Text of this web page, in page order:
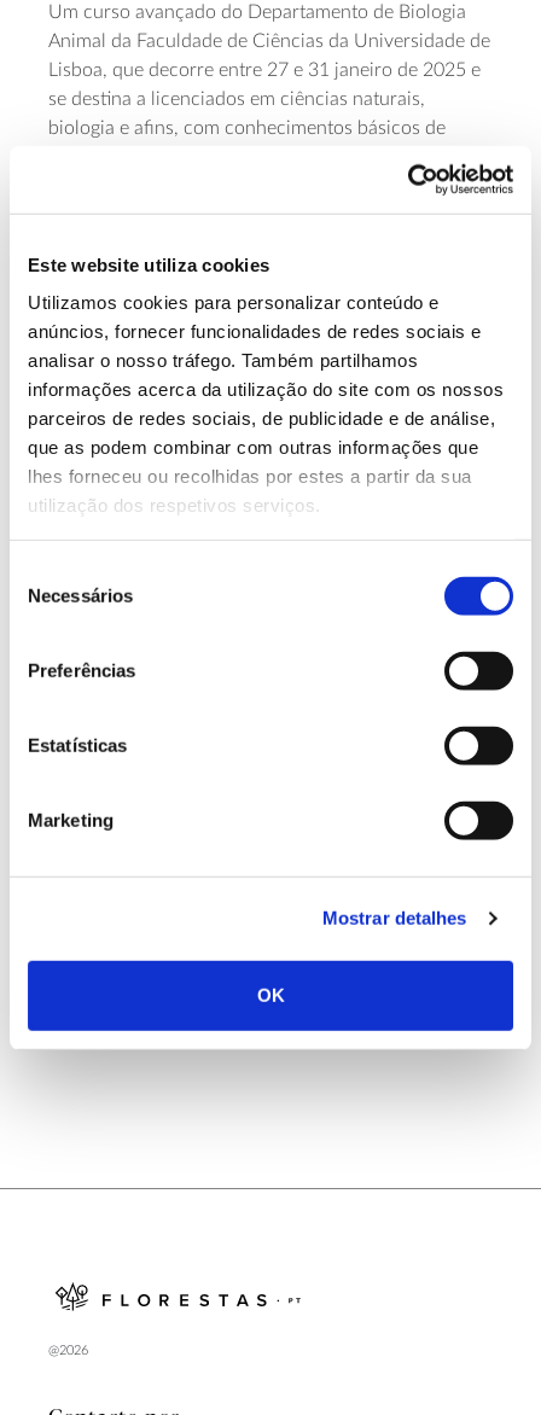
Este website utiliza cookies
Utilizamos cookies para personalizar conteúdo e
anúncios, fornecer funcionalidades de redes sociais e
analisar o nosso tráfego. Também partilhamos
informações acerca da utilização do site com os nossos
parceiros de redes sociais, de publicidade e de análise,
que as podem combinar com outras informações que
lhes forneceu ou recolhidas por estes a partir da sua
utilização dos respetivos serviços.
Necessários
Preferências
Estatísticas
Marketing
Mostrar detalhes
OK
Um curso avançado do Departamento de Biologia
Animal da Faculdade de Ciências da Universidade de
Lisboa, que decorre entre 27 e 31 janeiro de 2025 e
se destina a licenciados em ciências naturais,
biologia e afins, com conhecimentos básicos de
dados geoespaciais. A formação foca-se nas
ferramentas de aquisição e processamento de dados
satélite, drone e terrestres, LiDAR), com foco na
caracterização da vegetação e da paisagem, e nas
suas mudanças ao longo do tempo. As inscrições
terminam a 20 de dezembro de 2024.
Saiba mais
13.07.2026
conhecer para conservar
Registar galhas de Trichi em acácia-das-espigas:
Natureza e florestas procuram jovens voluntários
@2026